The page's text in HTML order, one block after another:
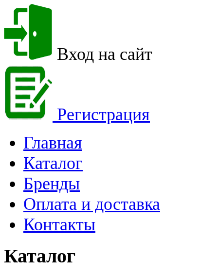
Вход на сайт
Регистрация
Главная
Каталог
Бренды
Оплата и доставка
Контакты
Каталог